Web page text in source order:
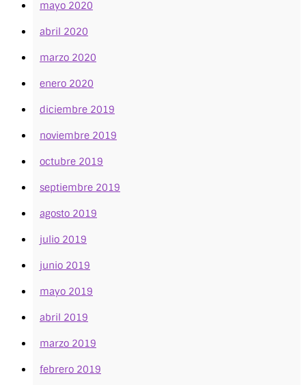
mayo 2020
abril 2020
marzo 2020
enero 2020
diciembre 2019
noviembre 2019
octubre 2019
septiembre 2019
agosto 2019
julio 2019
junio 2019
mayo 2019
abril 2019
marzo 2019
febrero 2019